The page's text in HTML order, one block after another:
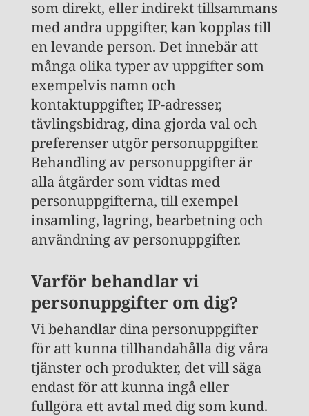
som direkt, eller indirekt tillsammans
med andra uppgifter, kan kopplas till
en levande person. Det innebär att
många olika typer av uppgifter som
exempelvis namn och
kontaktuppgifter, IP-adresser,
tävlingsbidrag, dina gjorda val och
preferenser utgör personuppgifter.
Behandling av personuppgifter är
alla åtgärder som vidtas med
personuppgifterna, till exempel
insamling, lagring, bearbetning och
användning av personuppgifter.
Varför behandlar vi
personuppgifter om dig?
Vi behandlar dina personuppgifter
för att kunna tillhandahålla dig våra
tjänster och produkter, det vill säga
endast för att kunna ingå eller
fullgöra ett avtal med dig som kund.